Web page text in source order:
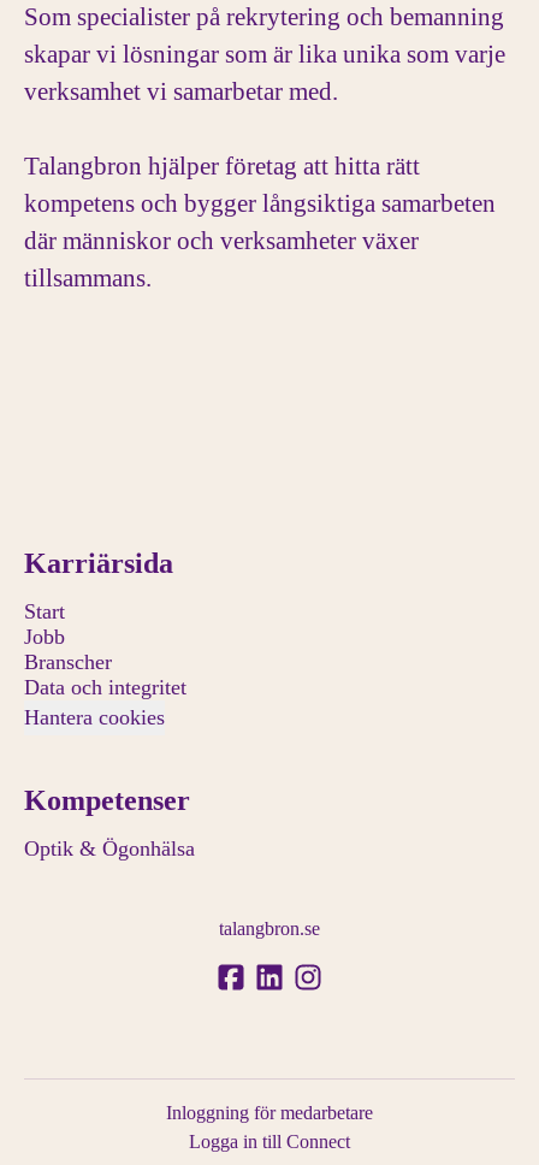
Som specialister på rekrytering och bemanning
skapar vi lösningar som är lika unika som varje
verksamhet vi samarbetar med.
Talangbron hjälper företag att hitta rätt
kompetens och bygger långsiktiga samarbeten
där människor och verksamheter växer
tillsammans.
Karriärsida
Start
Jobb
Branscher
Data och integritet
Hantera cookies
Kompetenser
Optik & Ögonhälsa
talangbron.se
Inloggning för medarbetare
Logga in till Connect